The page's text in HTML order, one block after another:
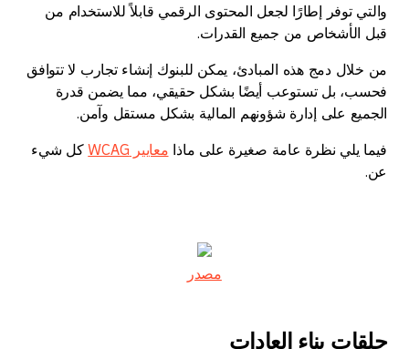
والتي توفر إطارًا لجعل المحتوى الرقمي قابلاً للاستخدام من
قبل الأشخاص من جميع القدرات.
من خلال دمج هذه المبادئ، يمكن للبنوك إنشاء تجارب لا تتوافق
فحسب، بل تستوعب أيضًا بشكل حقيقي، مما يضمن قدرة
الجميع على إدارة شؤونهم المالية بشكل مستقل وآمن.
فيما يلي نظرة عامة صغيرة على ماذا معايير WCAG
كل شيء
عن.
مصدر
حلقات بناء العادات